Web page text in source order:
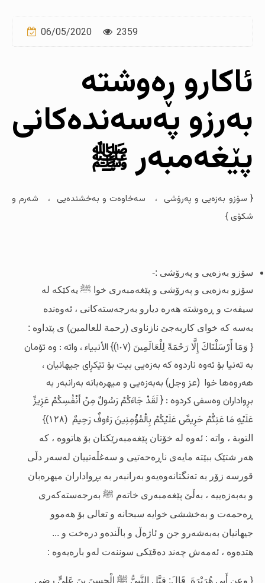
06/05/2020 2359
ئاکارو ڕەوشتە
بەرزو پەسەندەکانى
پێغەمبەر ﷺ
{ سۆزو بەزەیی و پەرۆشی ، سەخاوەت و بەخشندەیی ، شەرم و
شکۆى }
سۆزو بەزەیی و پەرۆشی :-
سۆزو بەزەیی و پەرۆشى و پێغەمبەرى خوا ﷺ یەکێکە لە
سیفەت و ڕەوشتە هەرە دیارو بەرجەستەکانی ، ئەوەندە
بەسە کە خواى کاربەجێ نازناوى (رحمة للعالمين) ى پێداوە :
{ وَمَا أَرْسَلْنَاكَ إِلَّا رَحْمَةً لِلْعَالَمِينَ
(١٠٧)} الأنبیاء ، واتە : وە تۆمان
بە تەنیا بۆ ئەوە ناردوە کە بەزەیی بیت بۆ تێکڕای جیهانیان ،
هەروەها خوا (عز وجل) بەبەزەیی و میهرەبانە بەرانبەر بە
بڕواداران وەسفى کردوە : { لَقَدْ جَاءَكُمْ رَسُولٌ مِنْ أَنْفُسِكُمْ عَزِيزٌ
عَلَيْهِ مَا عَنِتُّمْ حَرِيصٌ عَلَيْكُمْ بِالْمُؤْمِنِينَ رَءُوفٌ رَحِيمٌ
(١٢٨)}
التوبة ، واتە : ئەوە لە خۆتان پێغەمبەرێکتان بۆ هاتووە ، کە
هەر شتێک ببێتە مایەی ناڕەحەتیی و سەغڵەتییان لەسەر دڵی
قورسە زۆر بە تەنگتانەوەیەو بەرانبەر بە بڕواداران میهرەبان
و بەبەزەییە ، بەڵێ پێغەمبەری خاتەم ﷺ بەرجەستەکەرى
ڕەحمەت و بەخششى خوایە سبحانه و تعالى بۆ هەموو
جیهانیان بەبەشەرو جن و ئاژەڵ و باڵندەو درەخت و ...
هتدەوە ، ئەمەش چەند دەقێکى سوننەت لەو بارەیەوە :
{ وعن أَبي هُرَيْرَةَ قَالَ: قبَّل النَّبِيُّ ﷺ الْحسنَ بنَ عَليٍّ رضي